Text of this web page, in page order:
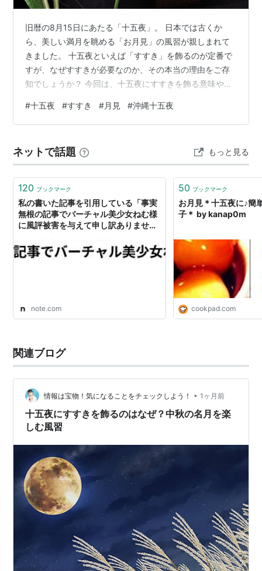
旧暦の8月15日にあたる「十五夜」。 日本では古くか
ら、美しい満月を眺める「お月見」の風習が親しまれて
きました。 十五夜といえば「すすき」を飾るのが定番で
すが、なぜすすきが必要なのか、その本当の理由をご存
知でしょうか？ 今回は、十五夜にすすきを飾る意味や由
る「本州と沖縄のお月見文化の違い」についても詳しく
ご紹介します。 ***目次*** 十五夜にすすきを飾る意味を
日？ なぜ十五夜に「すすき」を飾るの？ ① お米（稲
穂）の代わりに神様へ感謝するため ② 魔除け（お守
り）として家族を守るため ③ …
#十五夜 #すすき #月見 #沖縄十五夜
ネットで話題 もっと見る
120 ブックマーク
私の書いた記事を引用している「事実
無根の記事でバーチャル美少女ねむ様
に風評被害を与えて申し訳ありません
アとVtuberがズブな件」という悪質な
デマについて引用された記事｜十五
note.com
50 ブックマーク
お月見＊十五夜に♪簡
子＊ by kanap0m
cookpad.com
関連ブログ
情報は宝物！気になることをチェックしよう！ • 1ヶ月前
十五夜にすすきを飾るのはなぜ？中秋の名月を楽
しむ風習